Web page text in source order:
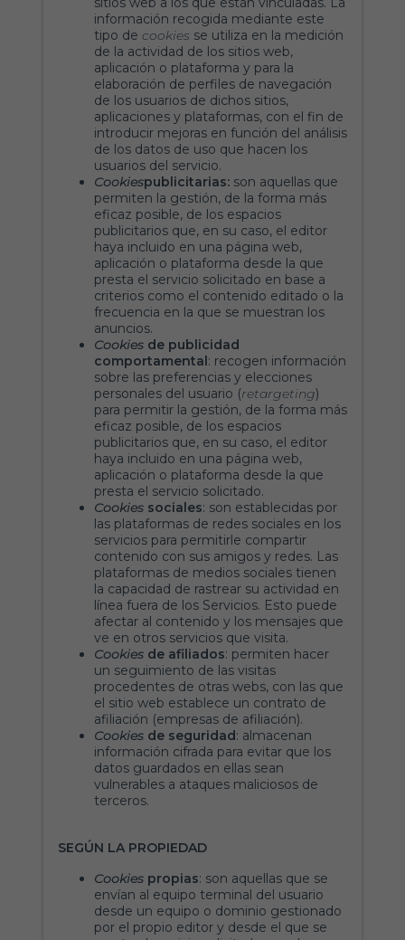
información recogida mediante este
tipo de cookies se utiliza en la medición
de la actividad de los sitios web,
aplicación o plataforma y para la
elaboración de perfiles de navegación
de los usuarios de dichos sitios,
aplicaciones y plataformas, con el fin de
introducir mejoras en función del análisis
de los datos de uso que hacen los
usuarios del servicio.
Cookiespublicitarias: son aquellas que
permiten la gestión, de la forma más
eficaz posible, de los espacios
publicitarios que, en su caso, el editor
haya incluido en una página web,
aplicación o plataforma desde la que
presta el servicio solicitado en base a
criterios como el contenido editado o la
frecuencia en la que se muestran los
anuncios.
Cookies de publicidad
comportamental: recogen información
sobre las preferencias y elecciones
personales del usuario (retargeting)
para permitir la gestión, de la forma más
eficaz posible, de los espacios
publicitarios que, en su caso, el editor
haya incluido en una página web,
aplicación o plataforma desde la que
presta el servicio solicitado.
Cookies sociales: son establecidas por
las plataformas de redes sociales en los
servicios para permitirle compartir
contenido con sus amigos y redes. Las
plataformas de medios sociales tienen
la capacidad de rastrear su actividad en
línea fuera de los Servicios. Esto puede
afectar al contenido y los mensajes que
ve en otros servicios que visita.
Cookies de afiliados: permiten hacer
un seguimiento de las visitas
procedentes de otras webs, con las que
el sitio web establece un contrato de
afiliación (empresas de afiliación).
Cookies de seguridad: almacenan
información cifrada para evitar que los
datos guardados en ellas sean
vulnerables a ataques maliciosos de
terceros.
SEGÚN LA PROPIEDAD
Cookies propias: son aquellas que se
envían al equipo terminal del usuario
desde un equipo o dominio gestionado
por el propio editor y desde el que se